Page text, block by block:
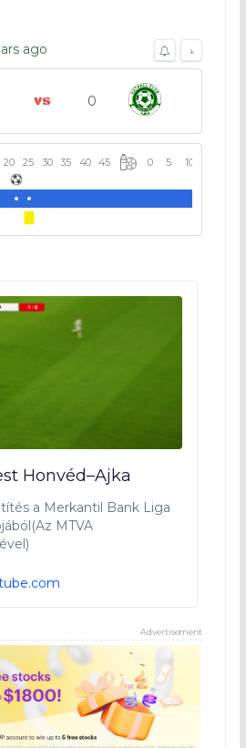
ago ↓
0
20 25 30 35 40 45 0 5 10
Honvéd–Ajka
a Merkantil Bank Liga
MTVA
Advertisement